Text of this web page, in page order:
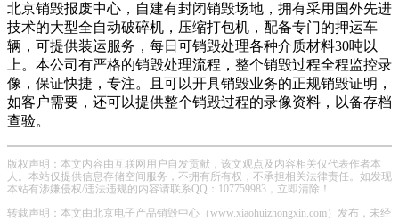
北京销毁报废中心，自建有封闭销毁场地，拥有采用国外先进
技术的大型全自动破碎机，压缩打包机，配备专门的押运车
辆，可提供装运服务，每日可销毁处理各种介质材料30吨以
上。本公司有严格的销毁处理流程，整个销毁过程全程监控录
像，保证快捷，专注。且可以开具销毁业务的正规销毁证明，
如客户需要，还可以提供整个销毁过程的录像资料，以备存档
查验。
版权声明：本文内容由互联网用户自发贡献，该文观点及内容相关仅代表作者本
人。本站仅提供信息存储空间服务，不拥有所有权，不承担相关法律责任。如发现
本站有涉嫌侵权/违法违规的内容请联系QQ：107759983，立即清除！
转载声明：本文由北京电子产品销毁中心（www.xiaohuizhongxin.com）发布，未经